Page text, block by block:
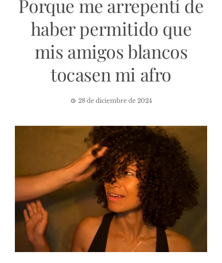
Porque me arrepentí de
haber permitido que
mis amigos blancos
tocasen mi afro
28 de diciembre de 2024